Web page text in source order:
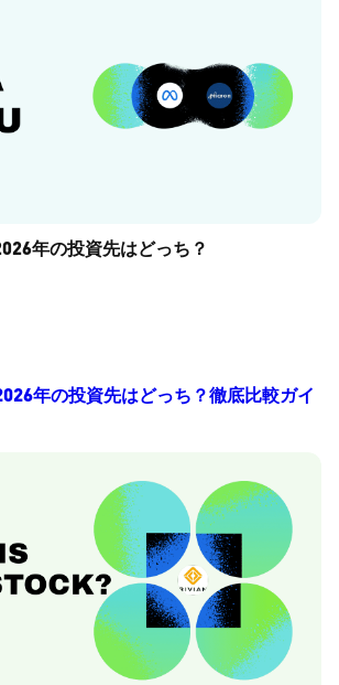
年の投資先はどっち？
年の投資先はどっち？徹底比較ガイ